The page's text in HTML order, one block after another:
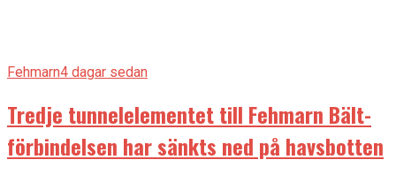
Fehmarn4 dagar sedan
Tredje tunnelelementet till Fehmarn Bält-
förbindelsen har sänkts ned på havsbotten